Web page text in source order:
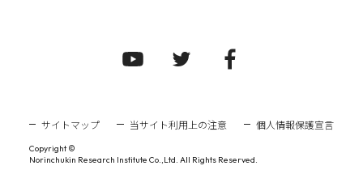
サイトマップ 当サイト利用上の注意 個人情報保護宣言
Copyright ©
Norinchukin Research Institute Co.,Ltd. All Rights Reserved.